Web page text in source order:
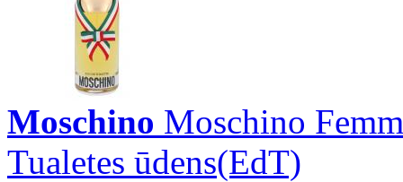
Moschino Moschino
Tualetes ūdens(EdT)